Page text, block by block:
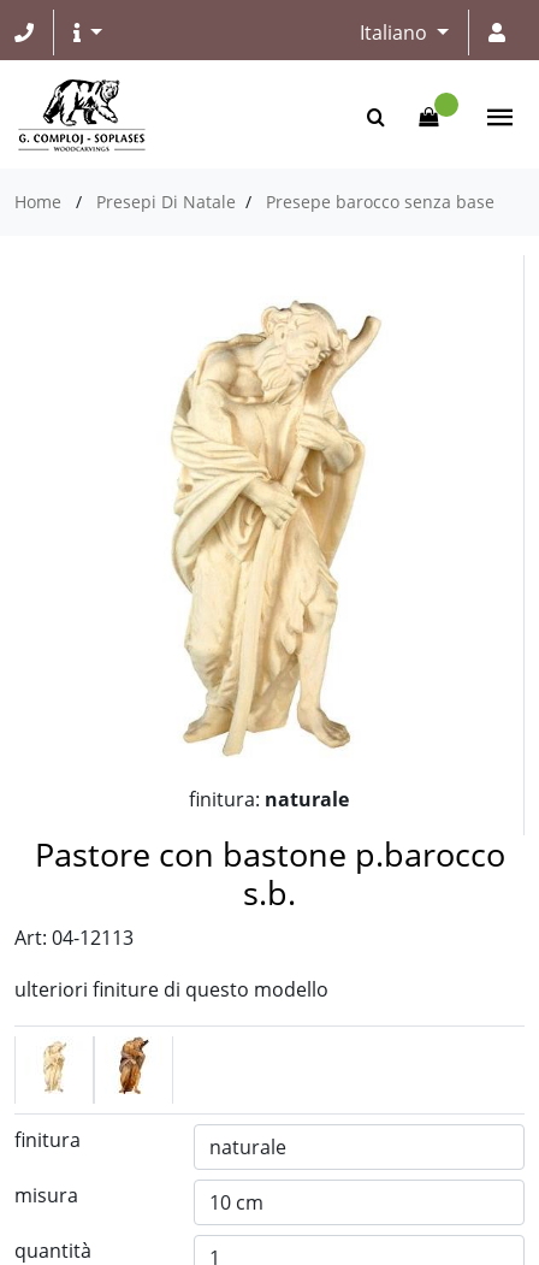
Italiano
Home / Presepi Di Natale / Presepe barocco senza base
finitura: naturale
Pastore con bastone p.barocco
s.b.
Art: 04-12113
ulteriori finiture di questo modello
finitura
misura
quantità